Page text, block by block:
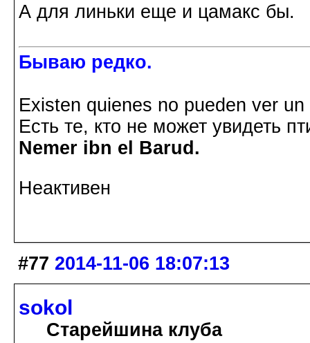
А для линьки еще и цамакс бы.
Бываю редко.
Existen quienes no pueden ver
Есть те, кто не может увидеть
Nemer ibn el Barud.
Неактивен
#77 2014-11-06 18:07:13
sokol
Старейшина клуба